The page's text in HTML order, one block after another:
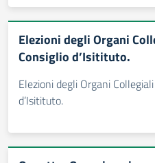
Elezioni degli Organi
Consiglio d’Isitituto.
Elezioni degli Organi
d’Isitituto.